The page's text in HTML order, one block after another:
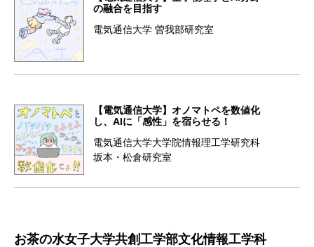
の融合を目指す
電気通信大学 曽我部研究室
【電気通信大学】オノマトペを数値化
し、AIに「感性」を宿らせる！
電気通信大学大学院情報理工学研究科
坂本・松倉研究室
お茶の水女子大学共創工学部文化情報工学科